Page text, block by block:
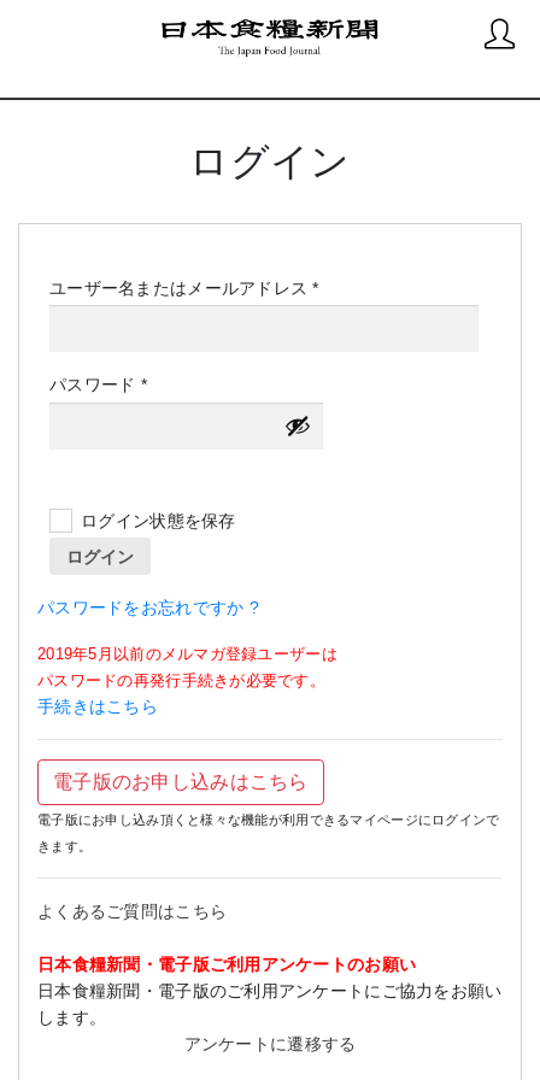
ログイン
ユーザー名またはメールアドレス*必
パスワード *必
須
ログイン状態を保存
ログイン
パスワードをお忘れですか ?
2019年5月以前のメルマガ登録ユーザーは
パスワードの再発行手続きが必要です。
手続きはこちら
電子版のお申し込みはこちら
電子版にお申し込み頂くと様々な機能が利用できるマイページにログインで
きます。
よくあるご質問はこちら
日本食糧新聞・電子版ご利用アンケートのお願い
日本食糧新聞・電子版のご利用アンケートにご協力をお願い
します。
アンケートに遷移する